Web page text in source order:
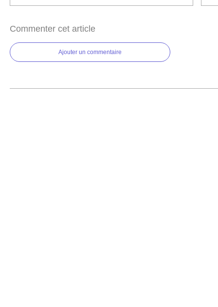
Commenter cet article
Ajouter un commentaire